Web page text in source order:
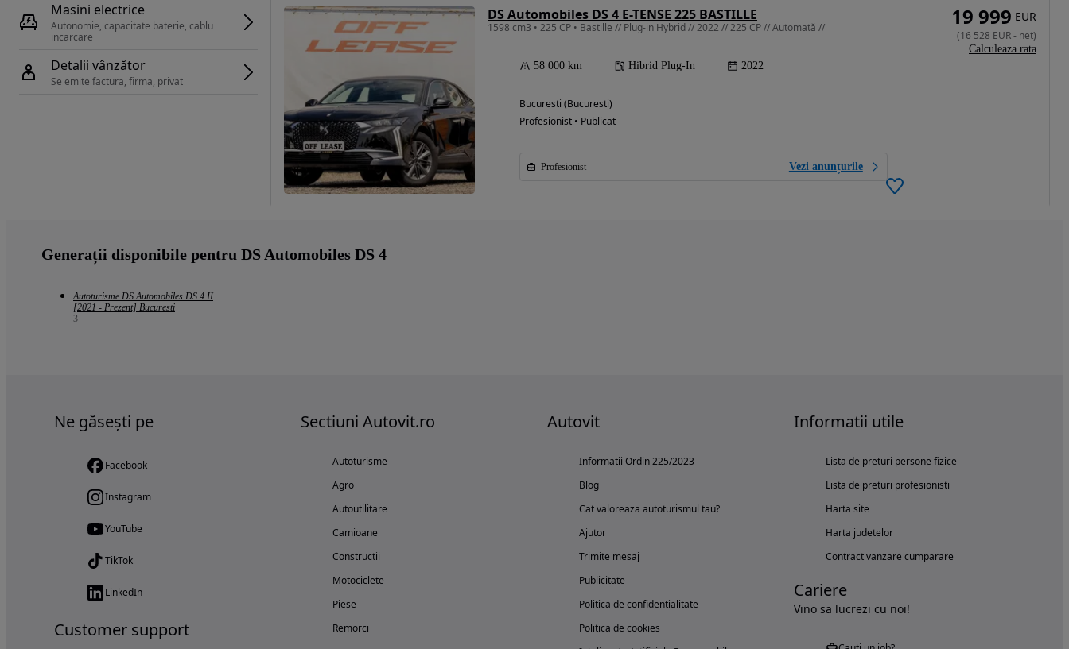
Masini electrice
Autonomie, capacitate baterie, cablu
Detalii vânzător
Se emite factura, firma, privat
DS Automobiles DS 4 E-TENSE 225 BASTILLE
1598 cm3 • 225 CP • Bastille // Plug-in Hybrid // 2022 // 225 CP // Automată //
58 000 km Hibrid Plug-In 2022
Bucuresti (Bucuresti)
Profesionist • Publicat
Profesionist Vezi anunțurile
19 999 EUR
(16 528 EUR- net)
Calculeaza rata
Generații disponibile pentru DS Automobiles DS 4
Autoturisme DS Automobiles DS 4 II
[2021 - Prezent] Bucuresti
3
Ne găsești pe
Facebook
Instagram
YouTube
TikTok
LinkedIn
Customer support
Sectiuni Autovit.ro
Autoturisme
Agro
Autoutilitare
Camioane
Constructii
Motociclete
Piese
Remorci
Autovit
Informatii Ordin 225/2023
Blog
Cat valoreaza autoturismul tau?
Ajutor
Trimite mesaj
Publicitate
Politica de confidentialitate
Politica de cookies
Informatii utile
Lista de preturi persone fizice
Lista de preturi profesionisti
Harta site
Harta judetelor
Contract vanzare cumparare
Cariere
Vino sa lucrezi cu noi!